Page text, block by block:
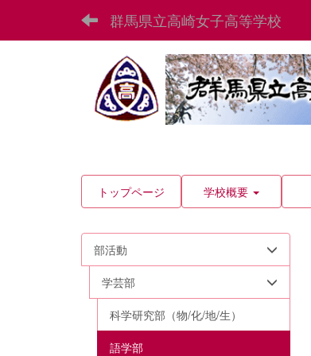
群馬県立高崎女子高等学校
トップページ 学校概要
部活動
学芸部
科学研究部（物/化/地/生）
語学部